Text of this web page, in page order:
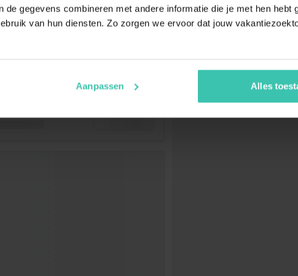
de gegevens combineren met andere informatie die je met hen hebt
van hun diensten. Zo zorgen we ervoor dat jouw
Aanpassen Alles